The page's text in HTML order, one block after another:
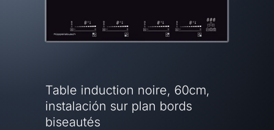
Table induction noire, 60cm,
instalación sur plan bords
biseautés